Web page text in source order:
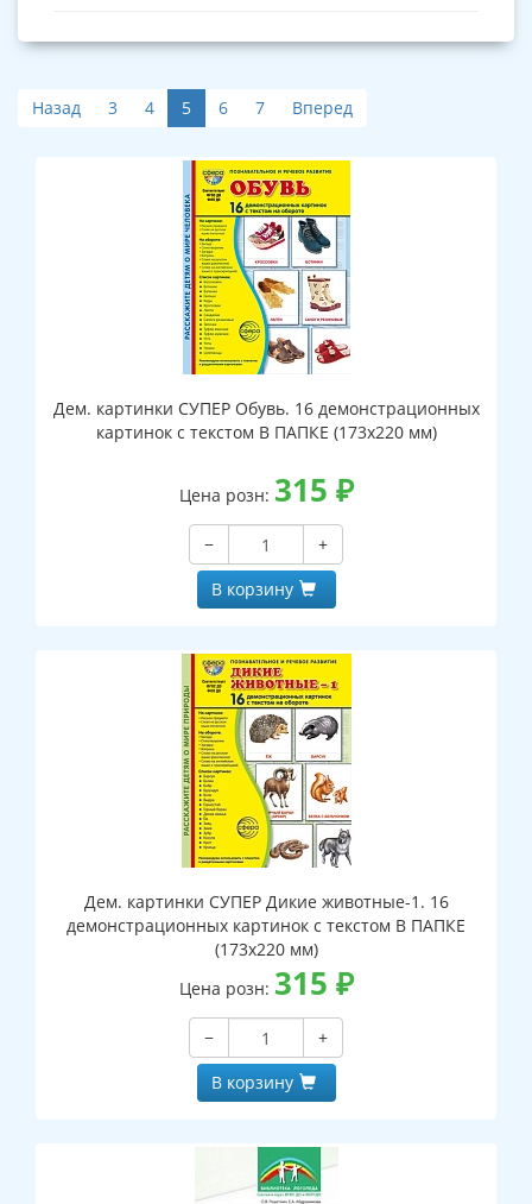
Назад 3 4 5 6 7 Вперед
Дем. картинки СУПЕР Обувь. 16 демонстрационных
картинок с текстом В ПАПКЕ (173х220 мм)
Цена розн: 315 ₽
−
+
В корзину
Дем. картинки СУПЕР Дикие животные-1. 16
демонстрационных картинок с текстом В ПАПКЕ
(173х220 мм)
Цена розн: 315 ₽
−
+
В корзину